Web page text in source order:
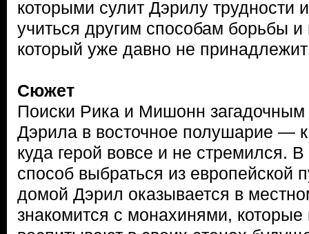
которыми сулит Дэрилу трудности
учиться другим способам борьбы
который уже давно не
Сюжет
Поиски Рика и Мишонн загадочным
Дэрила в восточное полушарие —
куда герой вовсе и не стремился.
способ выбраться из европейской
домой Дэрил оказывается в
знакомится с монахинями, которые